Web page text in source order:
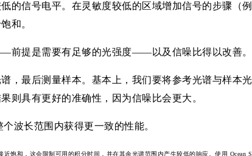
的信号电平。在灵敏度较低的区域增加信号的步骤（
和。
前提是需要有足够的光强度——以及信噪比得以改善。
，最后测量样本。基本上，我们要将参考光谱与样本
则具有更好的准确性，因为信噪比会更大。
波长范围内获得更一致的性能。
饱和，这会限制可用的积分时间，并在其余光谱范围内产生较低的响应。使用